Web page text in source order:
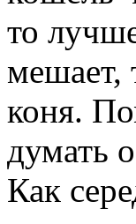
то
мешает,
коня.
думать
Как